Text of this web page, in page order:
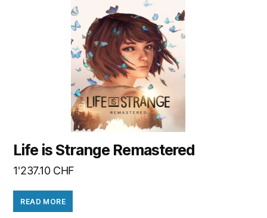
Life is Strange Remastered
1'237.10 CHF
READ MORE